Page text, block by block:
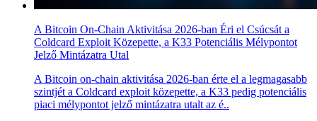
A Bitcoin On-Chain Aktivitása 2026-ban Éri el Csúcsát a
Coldcard Exploit Közepette, a K33 Potenciális Mélypontot
Jelző Mintázatra Utal
A Bitcoin on-chain aktivitása 2026-ban érte el a legmagasabb
szintjét a Coldcard exploit közepette, a K33 pedig potenciális
piaci mélypontot jelző mintázatra utalt az é..